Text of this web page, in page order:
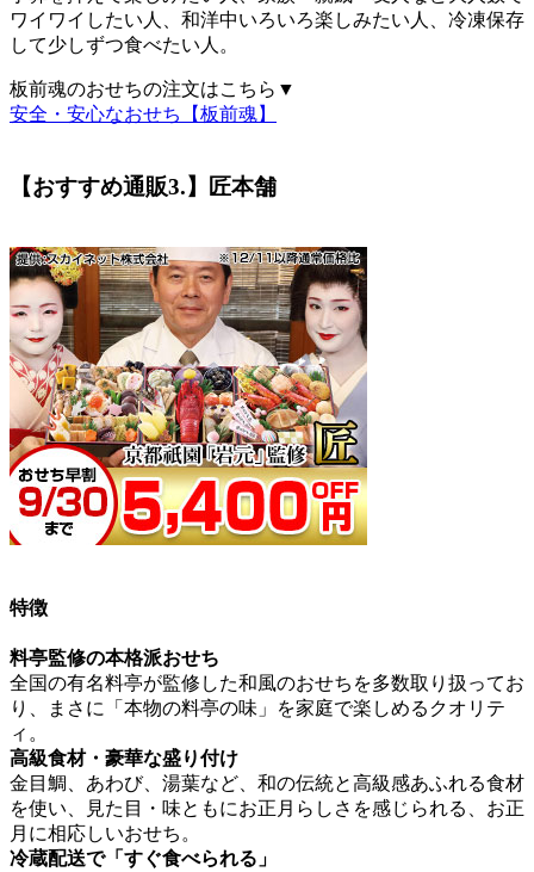
ワイワイしたい人、和洋中いろいろ楽しみたい人、冷凍保存
して少しずつ食べたい人。
板前魂のおせちの注文はこちら▼
安全・安心なおせち【板前魂】
【おすすめ通販3.】匠本舗
特徴
料亭監修の本格派おせち
全国の有名料亭が監修した和風のおせちを多数取り扱ってお
り、
まさに「本物の料亭の味」を家庭で楽しめるクオリテ
ィ。
高級食材・豪華な盛り付け
金目鯛、あわび、湯葉など、和の伝統と高級感あふれる食材
を使い、見た目・味ともにお正月らしさを感じられる、お正
月に相応しいおせち。
冷蔵配送で「すぐ食べられる」